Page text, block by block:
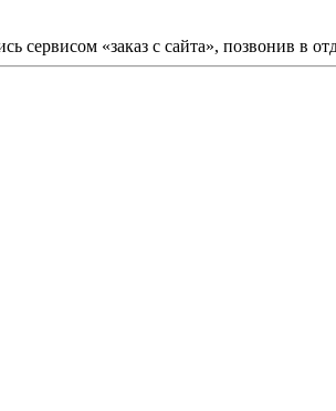
сервисом «заказ с сайта», позвонив в